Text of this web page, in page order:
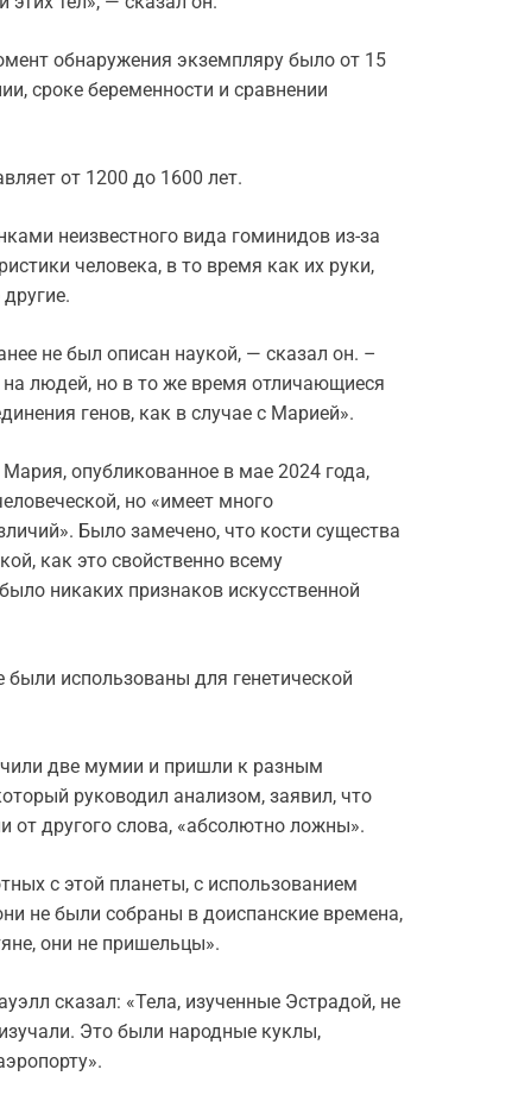
обнаружения экземпляру было от 15
сроке беременности и сравнении
от 1200 до 1600 лет.
неизвестного вида гоминидов из-за
человека, в то время как их руки,
не был описан наукой, — сказал он. –
людей, но в то же время отличающиеся
генов, как в случае с Марией».
опубликованное в мае 2024 года,
но «имеет много
Было замечено, что кости существа
как это свойственно всему
никаких признаков искусственной
использованы для генетической
две мумии и пришли к разным
руководил анализом, заявил, что
от другого слова, «абсолютно ложны».
с этой планеты, с использованием
не были собраны в доиспанские времена,
они не пришельцы».
сказал: «Тела, изученные Эстрадой, не
Это были народные куклы,